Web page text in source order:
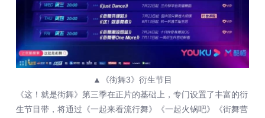
▲《街舞3》衍生节目
《这！就是街舞》第三季在正片的基础上，专门设置了丰富的衍
生节目带，将通过《一起来看流行舞》《一起火锅吧》《街舞营